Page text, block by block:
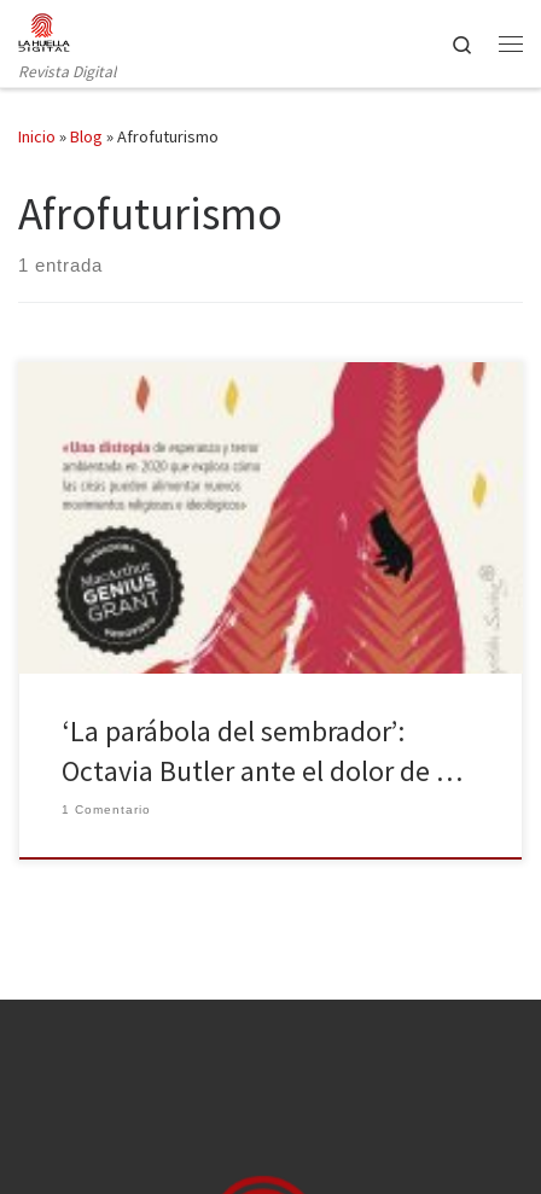
Saltar al contenido
Revista Digital
Search
Inicio »Blog »Afrofuturismo
Afrofuturismo
1 entrada
Todas las luchas/ son en esencia/ luchas por el poder:/ quién va a
mandar/ quién va a dirigir,/ quién va a determinar,/ a
perfeccionar,/ a confinar,/ a diseñar,/ quién va a dominar./ Todas
las luchas/ son en esencia/ luchas por el poder,/ y la mayoría/ no
son más intelectuales/ que […]
‘La parábola del sembrador’:
Octavia Butler ante el dolor de …
1 Comentario